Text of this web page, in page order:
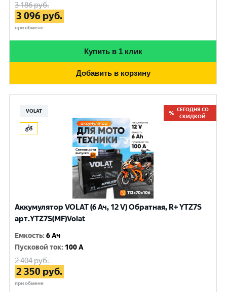
3 186руб.
3 096 руб.
при обмене
Купить в 1 клик
Добавить в корзину
VOLAT
СЕГОДНЯ СО
СКИДКОЙ
Аккумулятор VOLAT (6 Ач, 12 V) Обратная, R+ YTZ7S
арт.YTZ7S(MF)Volat
Емкость:6 Ач
Пусковой ток: 100 A
2 404руб.
2 350 руб.
при обмене